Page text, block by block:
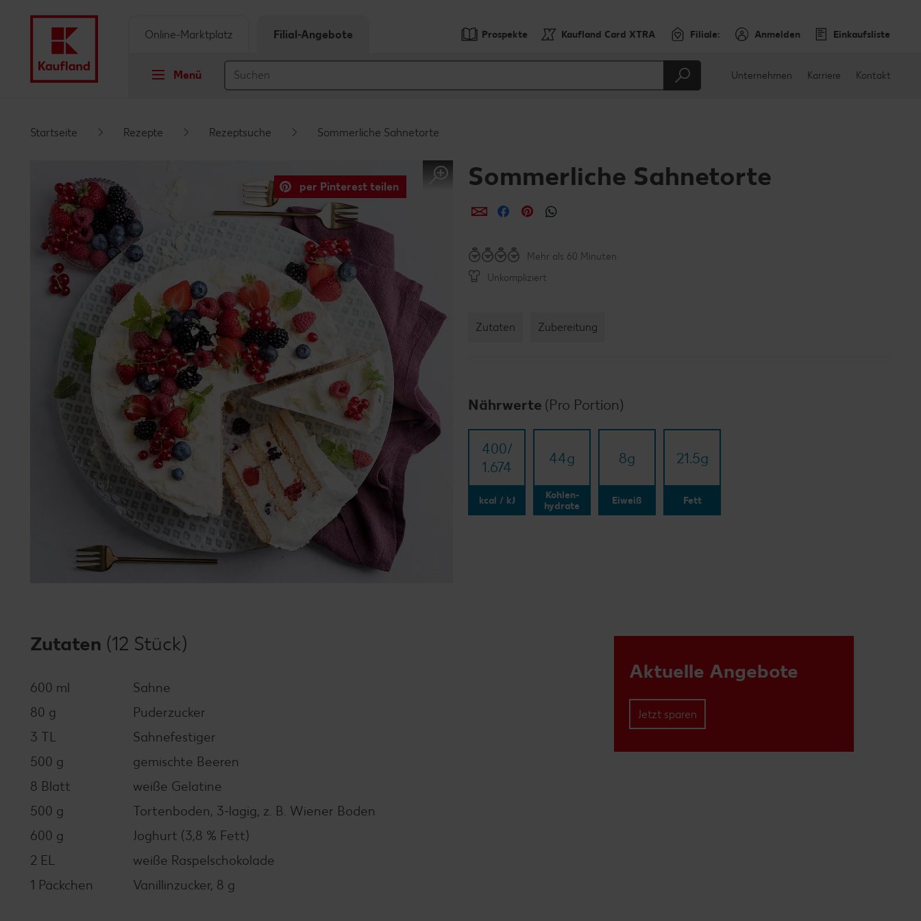
Footer
Schwebender Seitenbereich
Prospekte Kaufland Card XTRA Filiale: Anmelden Einkaufsliste
Menü
Online-Marktplatz Filial-Angebote
Unternehmen Karriere Kontakt
Startseite Rezepte Rezeptsuche Sommerliche Sahnetorte
per Pinterest teilen Sommerliche Sahnetorte
per E-Mail teilen
per Facebook teilen
per Pinterest teilen
Mehr als 60 Minuten
Unkompliziert
Zutaten Zubereitung
Nährwerte (Pro Portion)
400/​
1.674
kcal / kJ
44g
Kohlen-
hydrate
8g
Eiweiß
21.5g
Fett
Aktuelle Angebote
Jetzt sparen
Zutaten (12 Stück)
600 ml
Sahne
80 g
Puderzucker
3 TL
Sahnefestiger
500 g
gemischte Beeren
8 Blatt
weiße Gelatine
500 g
Tortenboden, 3-lagig, z. B. Wiener Boden
600 g
Joghurt (3,8 % Fett)
2 EL
weiße Raspelschokolade
1 Päckchen
Vanillinzucker, 8 g